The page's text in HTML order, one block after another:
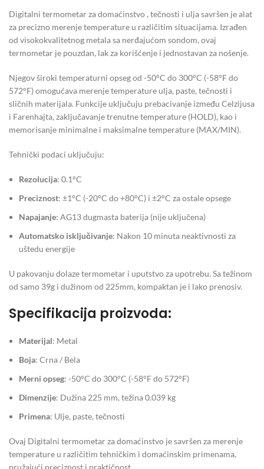
Digitalni termometar za domaćinstvo , tečnosti i ulja savršen je alat
za precizno merenje temperature u različitim situacijama. Izrađen
od visokokvalitetnog metala sa nerđajućom sondom, ovaj
termometar je pouzdan, lak za korišćenje i jednostavan za nošenje.
Njegov široki temperaturni opseg od -50°C do 300°C (-58°F do
572°F) omogućava merenje temperature ulja, paste, tečnosti i
sličnih materijala. Funkcije uključuju prebacivanje između Celzijusa
i Farenhajta, zaključavanje trenutne temperature (HOLD), kao i
memorisanje minimalne i maksimalne temperature (MAX/MIN).
Tehnički podaci uključuju:
Rezolucija: 0.1°C
Preciznost: ±1°C (-20°C do +80°C) i ±2°C za ostale opsege
Napajanje: AG13 dugmasta baterija (nije uključena)
Automatsko isključivanje: Nakon 10 minuta neaktivnosti za
uštedu energije
U pakovanju dolaze termometar i uputstvo za upotrebu. Sa težinom
od samo 39g i dužinom od 225mm, kompaktan je i lako prenosiv.
Specifikacija proizvoda:
Materijal: Metal
Boja: Crna / Bela
Merni opseg: -50°C do 300°C (-58°F do 572°F)
Dimenzije: Dužina 225 mm, težina 0.039 kg
Primena: Ulje, paste, tečnosti
Ovaj Digitalni termometar za domaćinstvo je savršen za merenje
temperature u različitim tehničkim i domaćinskim primenama,
pružajući preciznost i praktičnost.